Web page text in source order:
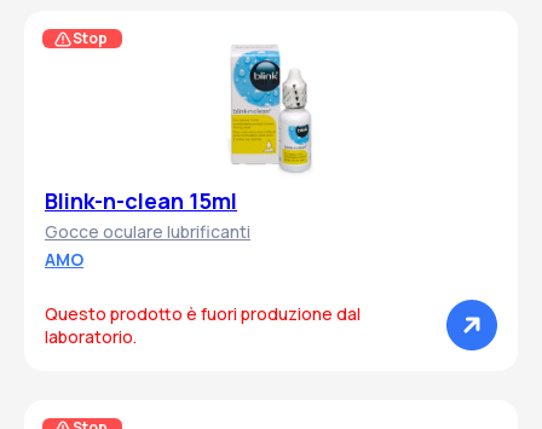
Blink-n-clean 15ml
Gocce oculare lubrificanti
AMO
Questo prodotto è fuori produzione dal
laboratorio.
Stop